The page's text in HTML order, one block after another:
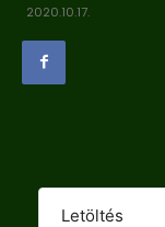
2020.10.17.
Letöltés